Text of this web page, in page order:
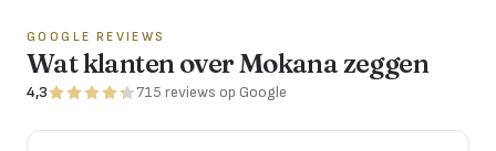
GOOGLE REVIEWS
Wat klanten over Mokana zeggen
4,3 715 reviews op Google